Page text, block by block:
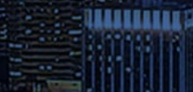
本学へのご出願を検討されてい
る方は、お早めに出願期間・試
験日程・提出書類・納入金など
の詳細をご確認ください。